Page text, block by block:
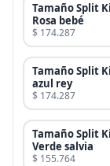
Tamaño Split
Rosa bebé
$ 174.287
Tamaño Split
azul rey
$ 174.287
Tamaño Split
Verde salvia
$ 155.764